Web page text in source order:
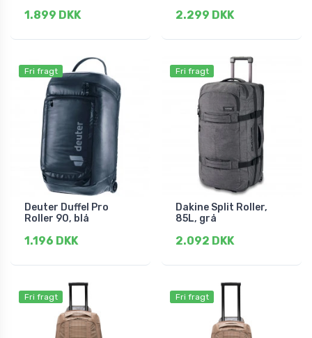
1.899 DKK 2.299 DKK
Fri fragt
Deuter Duffel Pro
Roller 90, blå
1.196 DKK
Fri fragt
Dakine Split Roller,
85L, grå
2.092 DKK
Fri fragt Fri fragt